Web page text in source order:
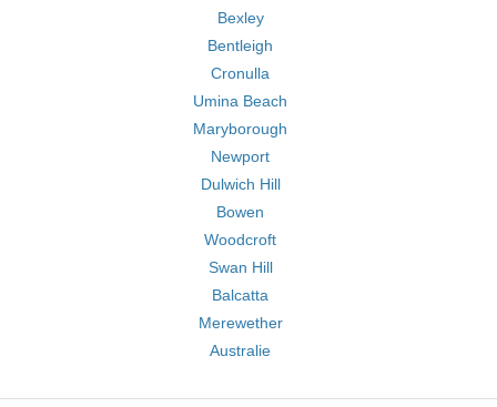
Bexley
Bentleigh
Cronulla
Umina Beach
Maryborough
Newport
Dulwich Hill
Bowen
Woodcroft
Swan Hill
Balcatta
Merewether
Australie